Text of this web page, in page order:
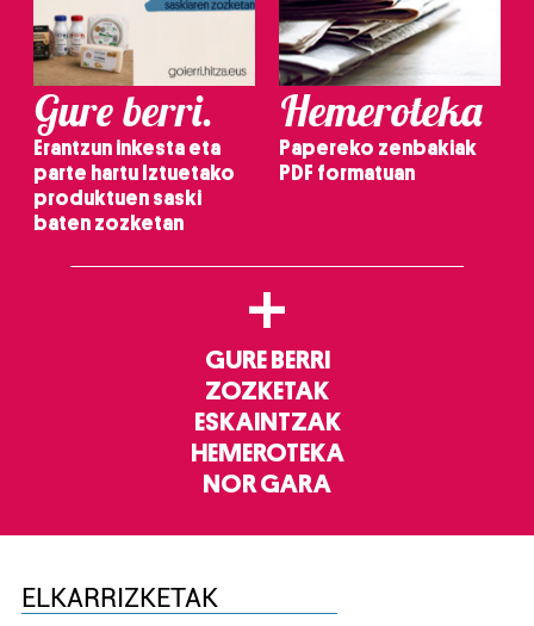
Gure berri.
Erantzun inkesta eta
parte hartu Iztuetako
produktuen saski
baten zozketan
Hemeroteka
Papereko zenbakiak
PDF formatuan
+
GURE BERRI
ZOZKETAK
ESKAINTZAK
HEMEROTEKA
NOR GARA
ELKARRIZKETAK